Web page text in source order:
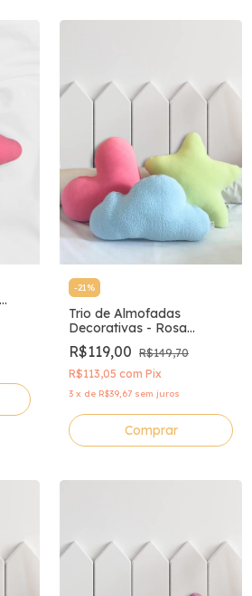
-21%
Trio de Almofadas
Decorativas - Rosa
Chiclete, Verde Limão e
Azul
R$119,00 R$149,70
R$113,05 com Pix
3 x de R$39,67 sem juros